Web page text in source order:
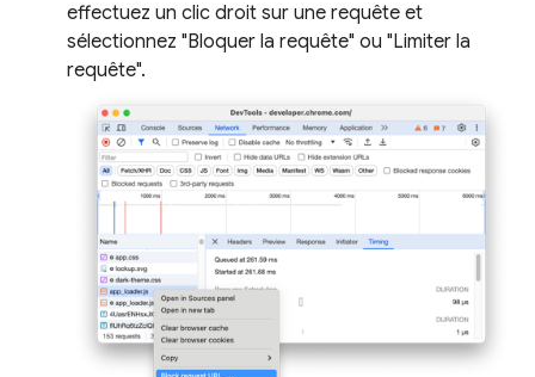
effectuez un clic droit sur une requête et
sélectionnez "Bloquer la requête" ou "Limiter la
requête".